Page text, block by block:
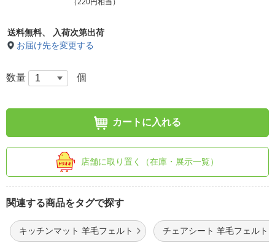
（220円相当）
送料無料、
入荷次第出荷
お届け先を変更する
数量 個
カートに入れる
店舗に取り置く（在庫・展示一覧）
関連する商品をタグで探す
キッチンマット 羊毛フェルト チェアシート 羊毛フェルト